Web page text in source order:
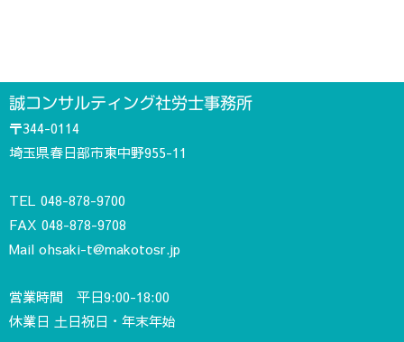
誠コンサルティング社労士事務所
〒344-0114
埼玉県春日部市東中野955-11
TEL 048-878-9700
FAX 048-878-9708
Mail ohsaki-t@makotosr.jp
営業時間 平日9:00-18:00
休業日 土日祝日・年末年始